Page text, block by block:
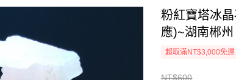
粉紅寶塔冰
應)~湖南郴州
超取滿NT$3,000免運
NT$600